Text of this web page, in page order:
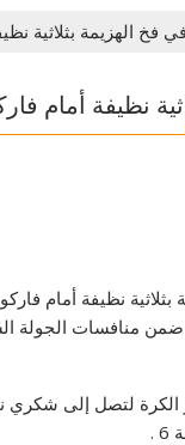
الهزيمة بثلاثية
نظيفة أمام
نظيفة أمام
ضمن منافسات الجولة
الكرة لتصل إلى
.